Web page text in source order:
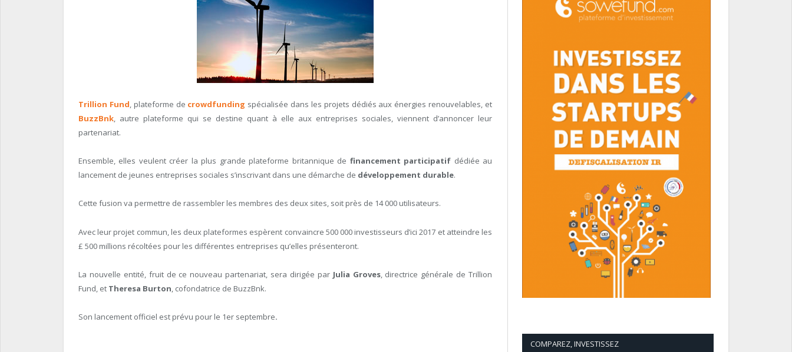
Trillion Fund, plateforme de crowdfunding spécialisée dans les projets dédiés aux énergies renouvelables, et
BuzzBnk, autre plateforme qui se destine quant à elle aux entreprises sociales, viennent d’annoncer leur
partenariat.
Ensemble, elles veulent créer la plus grande plateforme britannique de financement participatif dédiée au
lancement de jeunes entreprises sociales s’inscrivant dans une démarche de développement durable.
Cette fusion va permettre de rassembler les membres des deux sites, soit près de 14 000 utilisateurs.
Avec leur projet commun, les deux plateformes espèrent convaincre 500 000 investisseurs d’ici 2017 et atteindre les
£ 500 millions récoltées pour les différentes entreprises qu’elles présenteront.
La nouvelle entité, fruit de ce nouveau partenariat, sera dirigée par Julia Groves, directrice générale de Trillion
Fund, et Theresa Burton, cofondatrice de BuzzBnk.
Son lancement officiel est prévu pour le 1er septembre.
COMPAREZ, INVESTISSEZ